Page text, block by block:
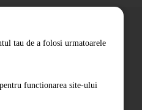
tau de a folosi urmatoarele
functionarea site-ului